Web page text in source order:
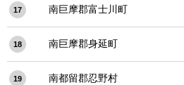
17 南巨摩郡富士川町
18 南巨摩郡身延町
19 南都留郡忍野村